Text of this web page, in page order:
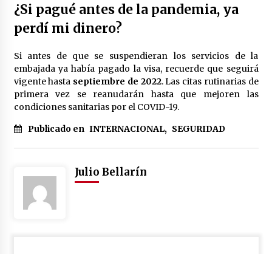
¿Si pagué antes de la pandemia, ya
perdí mi dinero?
Si antes de que se suspendieran los servicios de la
embajada ya había pagado la visa, recuerde que seguirá
vigente hasta septiembre de 2022. Las citas rutinarias de
primera vez se reanudarán hasta que mejoren las
condiciones sanitarias por el COVID-19.
Publicado en INTERNACIONAL, SEGURIDAD
Julio Bellarín